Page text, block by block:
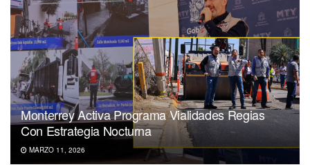
Monterrey Activa Programa Vialidades Regias
Con Estrategia Nocturna
MARZO 11, 2026